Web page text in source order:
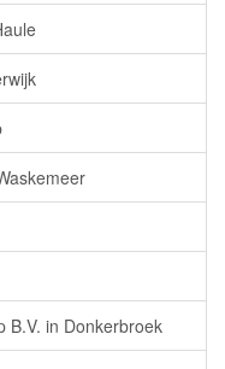
B.V. in Donkerbroek